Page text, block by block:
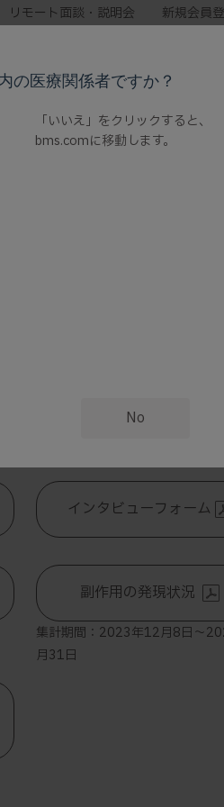
リモート面談・説明会 新規会員
・5mg
インタビューフォーム
副作用の発現状況
集計期間：2023年12月8日～
月31日
の医療関係者ですか？
「いいえ」をクリックすると、
bms.comに移動します。
No